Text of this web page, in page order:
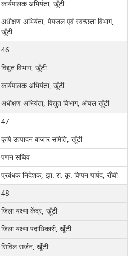
कार्यपालक अभियंता, खूँटी
अधीक्षण अभियंता, पेयजल एवं स्वच्छता विभाग,
खूँटी
46
विद्युत विभाग, खूँटी
कार्यपालक अभियंता, खूँटी
अधीक्षण अभियंता, विद्युत विभाग, अंचल खूँटी
47
कृषि उत्पादन बाजार समिति, खूँटी
पणन सचिव
प्रबंधक निदेशक, झा. रा. कृ. विप्पन पार्षद, राँची
48
जिला यक्ष्मा केंद्र, खूँटी
जिला यक्ष्मा पदाधिकारी, खूँटी
सिविल सर्जन, खूँटी